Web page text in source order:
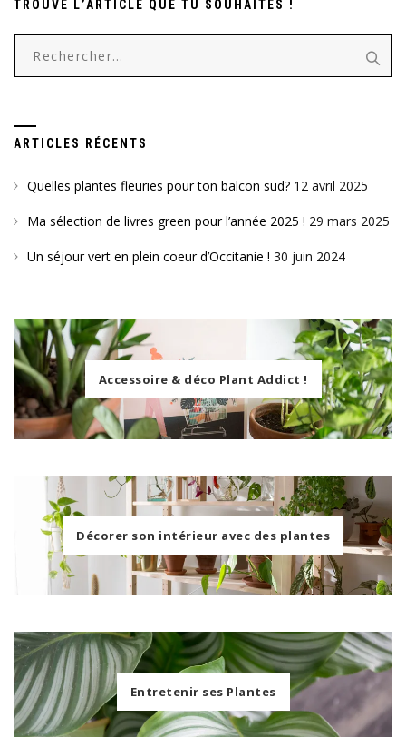
TROUVE L’ARTICLE QUE TU SOUHAITES !
Rechercher :
ARTICLES RÉCENTS
Quelles plantes fleuries pour ton balcon sud? 12 avril 2025
Ma sélection de livres green pour l’année 2025 ! 29 mars 2025
Un séjour vert en plein coeur d’Occitanie ! 30 juin 2024
Accessoire & déco Plant Addict !
Décorer son intérieur avec des plantes
Entretenir ses Plantes